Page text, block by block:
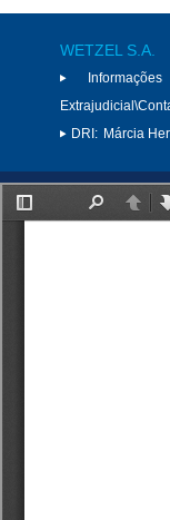
WETZEL S.A.
DRI: Márcia